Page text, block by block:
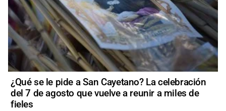
¿Qué se le pide a San Cayetano? La celebración
del 7 de agosto que vuelve a reunir a miles de
fieles